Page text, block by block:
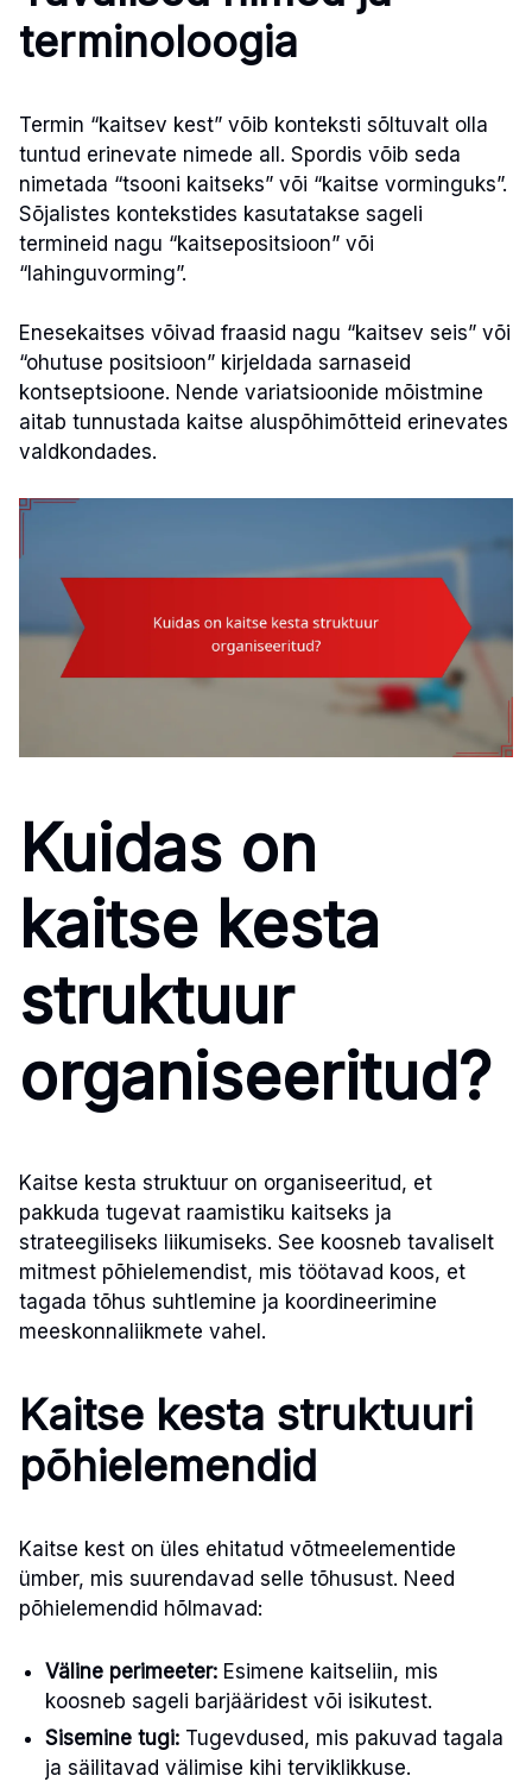
terminoloogia
Termin “kaitsev kest” võib konteksti sõltuvalt olla
tuntud erinevate nimede all. Spordis võib seda
nimetada “tsooni kaitseks” või “kaitse vorminguks”.
Sõjalistes kontekstides kasutatakse sageli
termineid nagu “kaitsepositsioon” või
“lahinguvorming”.
Enesekaitses võivad fraasid nagu “kaitsev seis” või
“ohutuse positsioon” kirjeldada sarnaseid
kontseptsioone. Nende variatsioonide mõistmine
aitab tunnustada kaitse aluspõhimõtteid erinevates
valdkondades.
Kuidas on
kaitse kesta
struktuur
organiseeritud?
Kaitse kesta struktuur on organiseeritud, et
pakkuda tugevat raamistiku kaitseks ja
strateegiliseks liikumiseks. See koosneb tavaliselt
mitmest põhielemendist, mis töötavad koos, et
tagada tõhus suhtlemine ja koordineerimine
meeskonnaliikmete vahel.
Kaitse kesta struktuuri
põhielemendid
Kaitse kest on üles ehitatud võtmeelementide
ümber, mis suurendavad selle tõhusust. Need
põhielemendid hõlmavad:
Väline perimeeter: Esimene kaitseliin, mis
koosneb sageli barjääridest või isikutest.
Sisemine tugi: Tugevdused, mis pakuvad tagala
ja säilitavad välimise kihi terviklikkuse.